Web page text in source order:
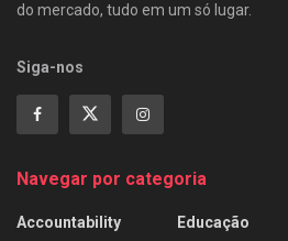
do mercado, tudo em um só lugar.
Siga-nos
Navegar por categoria
Accountability
Educação